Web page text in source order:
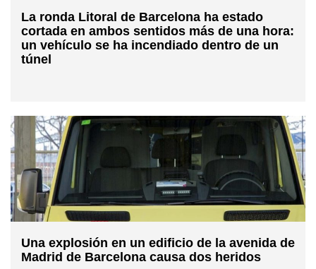
La ronda Litoral de Barcelona ha estado
cortada en ambos sentidos más de una hora:
un vehículo se ha incendiado dentro de un
túnel
Una explosión en un edificio de la avenida de
Madrid de Barcelona causa dos heridos